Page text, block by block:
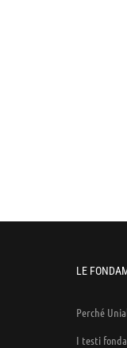
LE
Perché
I testi